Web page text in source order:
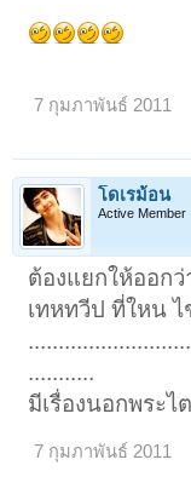
7 กุมภาพันธ์ 2011
โดเรม้อน
Active Member
ต้องแยกให้ออก
เทหทวีป ที่ใหน
...........
มีเรื่องนอกพระไ
7 กุมภาพันธ์ 2011